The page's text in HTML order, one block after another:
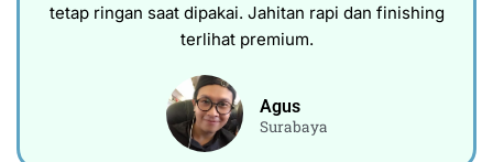
tetap ringan saat dipakai. Jahitan rapi dan finishing
terlihat premium.
Agus
Surabaya